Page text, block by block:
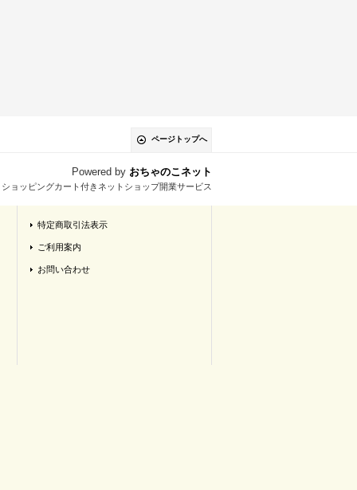
ページトップへ
Powered by おちゃのこネット
ョッピングカート付きネットショップ開業サービス
特定商取引法表示
ご利用案内
お問い合わせ